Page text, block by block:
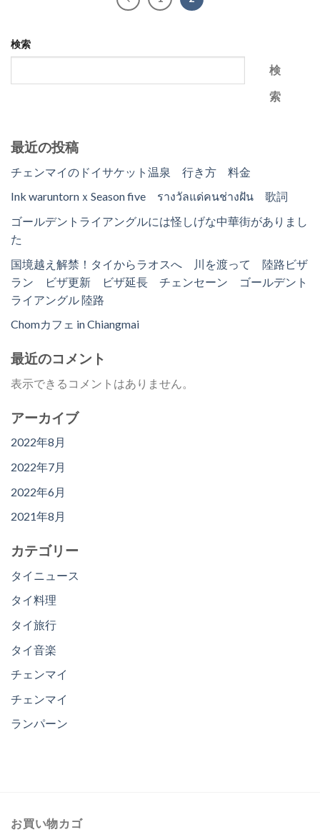
検索
検
索
最近の投稿
チェンマイのドイサケット温泉 行き方 料金
Ink waruntornｘSeason five รางวัลแด่คนช่างฝัน 歌詞
ゴールデントライアングルには怪しげな中華街がありまし
た
国境越え解禁！タイからラオスへ 川を渡って 陸路ビザ
ラン ビザ更新 ビザ延長 チェンセーン ゴールデント
ライアングル 陸路
Chomカフェ in Chiangmai
最近のコメント
表示できるコメントはありません。
アーカイブ
2022年8月
2022年7月
2022年6月
2021年8月
カテゴリー
タイニュース
タイ料理
タイ旅行
タイ音楽
チェンマイ
チェンマイ
ランパーン
お買い物カゴ